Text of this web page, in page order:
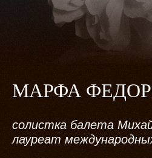
МАРФА
солистка балета
лауреат